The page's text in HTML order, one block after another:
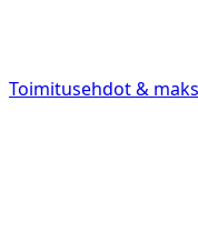
Toimitusehdot &